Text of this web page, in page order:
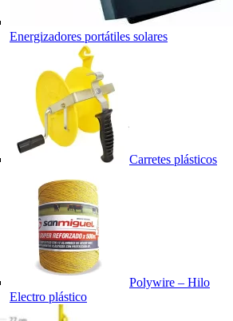
Energizadores portátiles solares
Carretes plásticos
Polywire – Hilo
Electro plástico